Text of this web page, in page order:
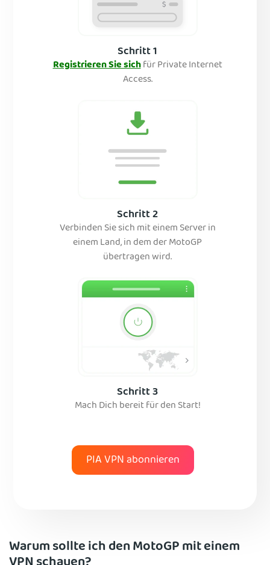
Schritt 1
Registrieren Sie sichfür Private Internet
Access.
Schritt 2
Verbinden Sie sich mit einem Server in
einem Land, in dem der MotoGP
übertragen wird.
Schritt 3
Mach Dich bereit für den Start!
PIA VPN abonnieren
Warum sollte ich den MotoGP mit einem